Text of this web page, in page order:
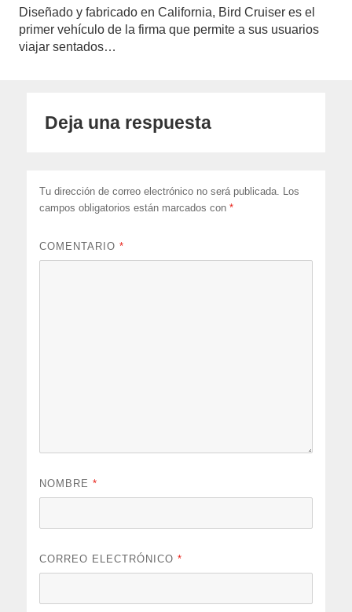
Diseñado y fabricado en California, Bird Cruiser es el
primer vehículo de la firma que permite a sus usuarios
viajar sentados…
Deja una respuesta
Tu dirección de correo electrónico no será publicada. Los
campos obligatorios están marcados con*
COMENTARIO*
NOMBRE*
CORREO ELECTRÓNICO*